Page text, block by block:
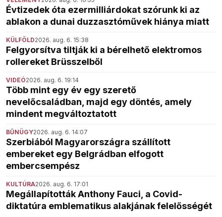
Évtizedek óta ezermilliárdokat szórunk ki az
ablakon a dunai duzzasztóművek hiánya miatt
KÜLFÖLD2026. aug. 6. 15:38
Felgyorsítva tiltják ki a bérelhető elektromos
rollereket Brüsszelből
VIDEÓ2026. aug. 6. 19:14
Több mint egy év egy szerető
nevelőcsaládban, majd egy döntés, amely
mindent megváltoztatott
BŰNÜGY2026. aug. 6. 14:07
Szerbiából Magyarországra szállított
embereket egy Belgrádban elfogott
embercsempész
KULTÚRA2026. aug. 6. 17:01
Megállapították Anthony Fauci, a Covid-
diktatúra emblematikus alakjának felelősségét